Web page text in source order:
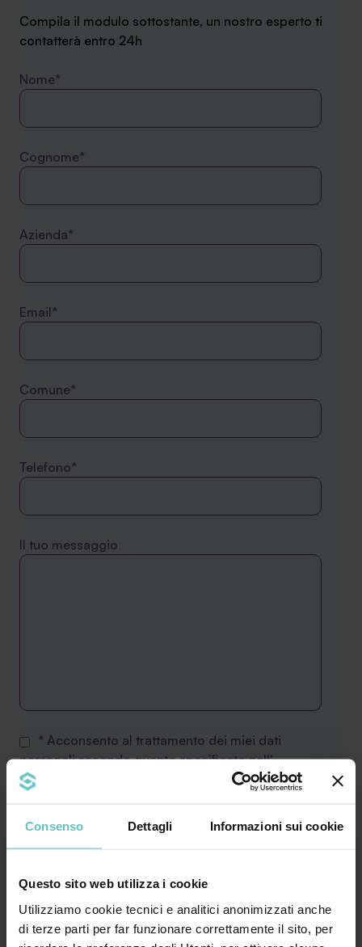
Consenso Dettagli Informazioni sui cookie
Questo sito web utilizza i cookie
Utilizziamo cookie tecnici e analitici anonimizzati anche
di terze parti per far funzionare correttamente il sito, per
Compila il modulo sottostante, un nostro esperto ti
contatterà entro 24h
Nome*
Cognome*
Azienda*
Email*
Comune*
Telefono*
Il tuo messaggio
* Acconsento al trattamento dei miei dati
personali secondo quanto specificato nell'
informativa
Desidero inoltre ricevere la Newsletter di
al trattamento secondo quanto specificato
nell'